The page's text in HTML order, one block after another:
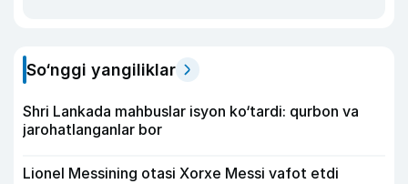
So‘nggi yangiliklar
Shri Lankada mahbuslar isyon ko‘tardi: qurbon va
jarohatlanganlar bor
Lionel Messining otasi Xorxe Messi vafot etdi